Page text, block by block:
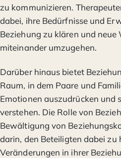
zu kommunizieren.
dabei, ihre Bedürfnisse und
Beziehung zu klären und neue
miteinander umzugehen.
Darüber hinaus bietet
Raum, in dem Paare und
Emotionen auszudrücken und
verstehen. Die Rolle von
Bewältigung von
darin, den Beteiligten dabei zu
Veränderungen in ihrer